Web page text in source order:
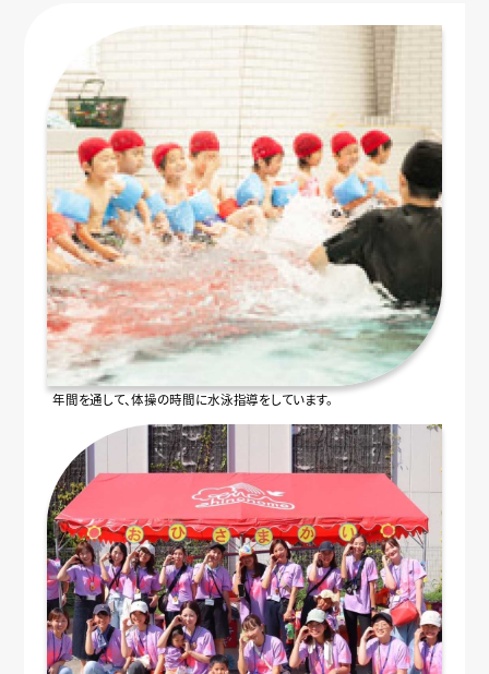
年間を通して、体操の時間に水泳指導をしています。